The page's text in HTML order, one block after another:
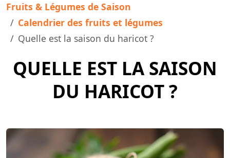
Fruits & Légumes de Saison
Calendrier des fruits et légumes
Quelle est la saison du haricot ?
QUELLE EST LA SAISON
DU HARICOT ?